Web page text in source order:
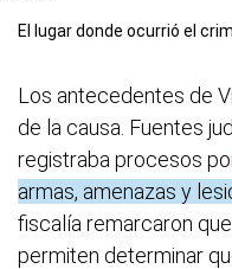
El lugar donde ocurrió el
Los antecedentes de
de la causa. Fuentes
registraba procesos
armas, amenazas y
fiscalía remarcaron
permiten determinar